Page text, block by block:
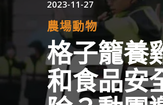
2023-11-27
農場動物
格子籠養
和食品安